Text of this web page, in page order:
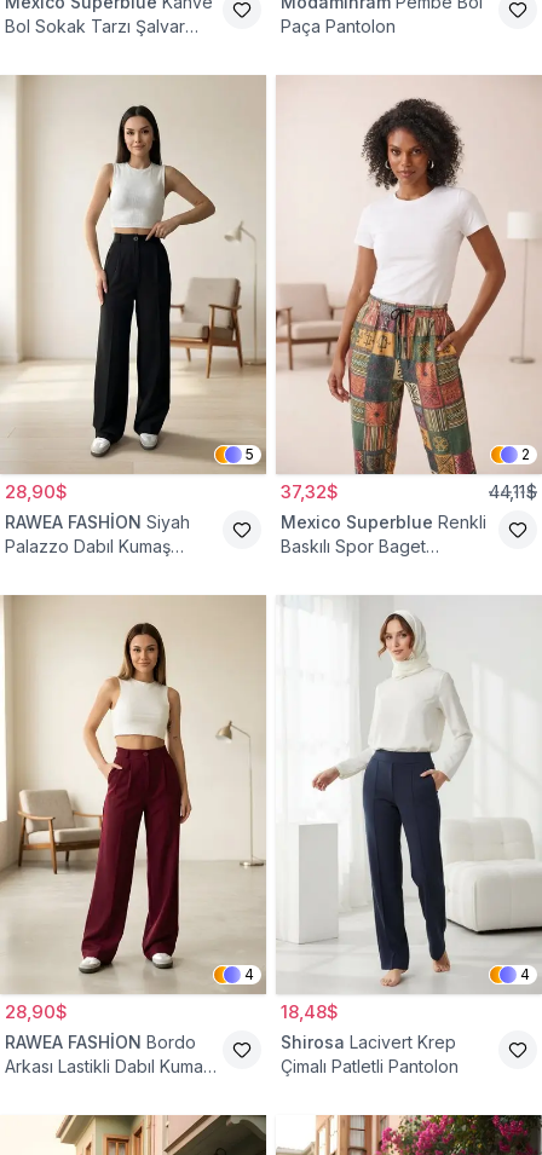
Bol Sokak Tarzı Şalvar
Paça Pantolon
5
28,90$
RAWEA FASHİON Siyah
Palazzo Dabıl Kumaş
2
37,32$ 44,11$
Mexico Superblue Renkli
Baskılı Spor Baget
4
28,90$
RAWEA FASHİON Bordo
Arkası Lastikli Dabıl Kumaş
4
18,48$
Shirosa Lacivert Krep
Çimalı Patletli Pantolon